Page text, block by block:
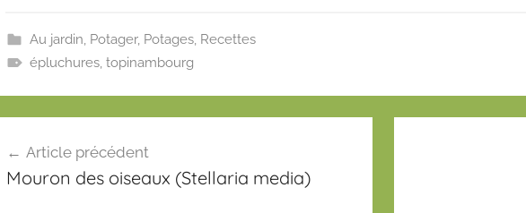
Au jardin Potager, Potages Recettes
épluchures ,topinambourg
Article précédent
Mouron des oiseaux (Stellaria media)